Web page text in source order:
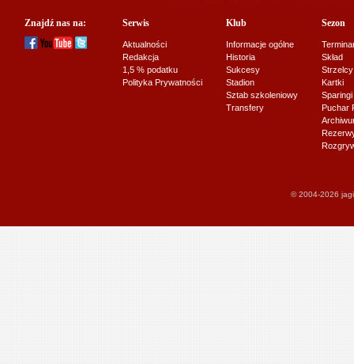
Znajdź nas na: Serwis
Aktualności
Redakcja
1,5 % podatku
Polityka Prywatności
Klub
Informacje ogólne
Historia
Sukcesy
Stadion
Sztab szkoleniowy
Transfery
Sezon
Skład
Strzelcy
Kartki
Sparingi
Puchar
© 2004-2026